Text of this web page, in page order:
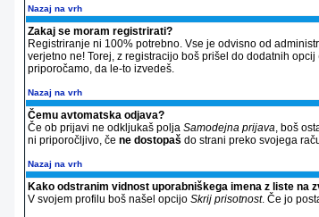
Nazaj na vrh
Zakaj se moram registrirati?
Registriranje ni 100% potrebno. Vse je odvisno od
verjetno ne! Torej, z registracijo boš prišel do dodatnih
priporočamo, da le-to izvedeš.
Nazaj na vrh
Čemu avtomatska odjava?
Če ob prijavi ne odkljukaš polja Samodejna prijava, boš
ni priporočljivo, če ne dostopaš do strani preko svojega
Nazaj na vrh
Kako odstranim vidnost uporabniškega imena z liste na
V svojem profilu boš našel opcijo Skrij prisotnost. Če jo